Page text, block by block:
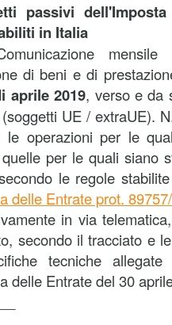
passivi
in Italia
di beni e di
aprile 2019, verso e da
UE / extraUE).
le operazioni per le
per le quali siano
le regole
delle Entrate prot.
in via
secondo il tracciato e
tecniche
delle Entrate del 30